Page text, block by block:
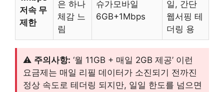
저속 무
제한
은 하나
체감 느
림
슈가모바일
6GB+1Mbps
일, 간단
웹서핑 테
더링 용
⚠️ 주의사항: ‘월 11GB + 매일 2GB 제공’ 이런
요금제는 매일 리필 데이터가 소진되기 전까진
정상 속도로 테더링 되지만, 일일 한도를 넘으면